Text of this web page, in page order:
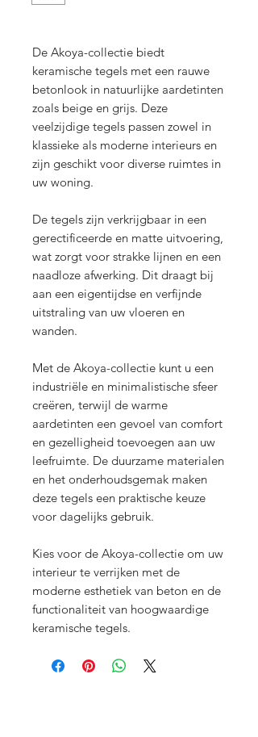
De Akoya-collectie biedt
keramische tegels met een rauwe
betonlook in natuurlijke aardetinten
zoals beige en grijs. Deze
veelzijdige tegels passen zowel in
klassieke als moderne interieurs en
zijn geschikt voor diverse ruimtes in
uw woning.
De tegels zijn verkrijgbaar in een
gerectificeerde en matte uitvoering,
wat zorgt voor strakke lijnen en een
naadloze afwerking. Dit draagt bij
aan een eigentijdse en verfijnde
uitstraling van uw vloeren en
wanden.
Met de Akoya-collectie kunt u een
industriële en minimalistische sfeer
creëren, terwijl de warme
aardetinten een gevoel van comfort
en gezelligheid toevoegen aan uw
leefruimte. De duurzame materialen
en het onderhoudsgemak maken
deze tegels een praktische keuze
voor dagelijks gebruik.
Kies voor de Akoya-collectie om uw
interieur te verrijken met de
moderne esthetiek van beton en de
functionaliteit van hoogwaardige
keramische tegels.